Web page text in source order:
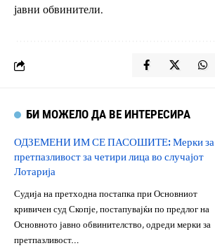
јавни обвинители.
БИ МОЖЕЛО ДА ВЕ ИНТЕРЕСИРА
ОДЗЕМЕНИ ИМ СЕ ПАСОШИТЕ: Мерки за
претпазливост за четири лица во случајот
Лотарија
Судија на претходна постапка при Основниот
кривичен суд Скопје, постапувајќи по предлог на
Основното јавно обвинителство, одреди мерки за
претпазливост…